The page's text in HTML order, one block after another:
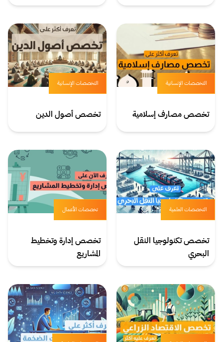
التخصصات الإنسانية
تخصص مصارف إسلامية
التخصصات الإنسانية
تخصص أصول الدين
التخصصات العلمية
تخصص تكنولوجيا النقل
البحري
تخصصات الأعمال
تخصص إدارة وتخطيط
المشاريع